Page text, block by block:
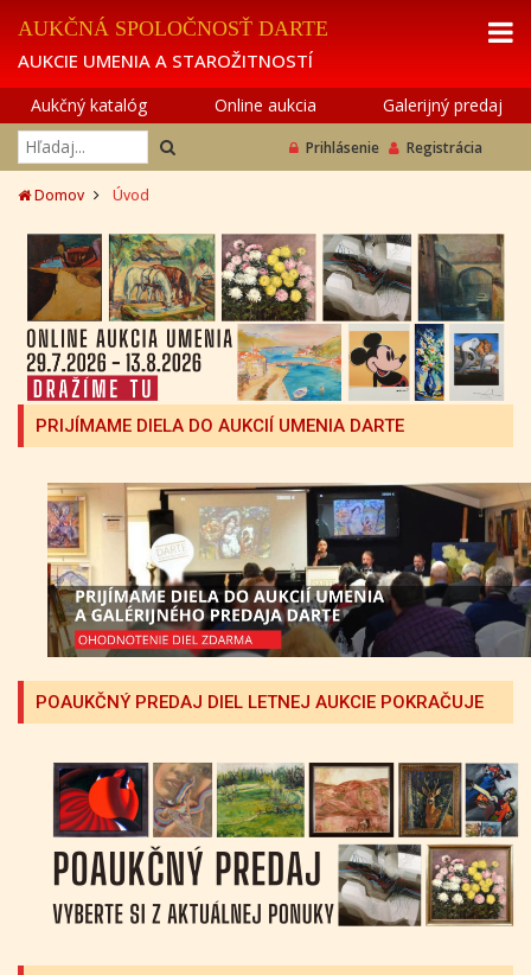
AUKČNÁ SPOLOČNOSŤ DARTE
AUKCIE UMENIA A STAROŽITNOSTÍ
Aukčný katalóg Online aukcia Galerijný predaj
Prihlásenie Registrácia
Domov Úvod
PRIJÍMAME DIELA DO AUKCIÍ UMENIA DARTE
POAUKČNÝ PREDAJ DIEL LETNEJ AUKCIE POKRAČUJE